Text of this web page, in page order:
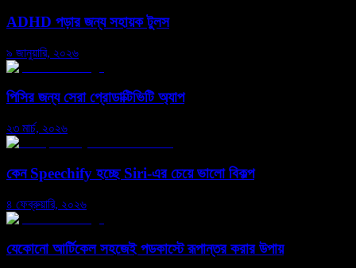
ADHD পড়ার জন্য সহায়ক টুলস
৯ জানুয়ারি, ২০২৬
পিসির জন্য সেরা প্রোডাক্টিভিটি অ্যাপ
২৩ মার্চ, ২০২৬
কেন Speechify হচ্ছে Siri-এর চেয়ে ভালো বিকল্প
৪ ফেব্রুয়ারি, ২০২৬
যেকোনো আর্টিকেল সহজেই পডকাস্টে রূপান্তর করার উপায়